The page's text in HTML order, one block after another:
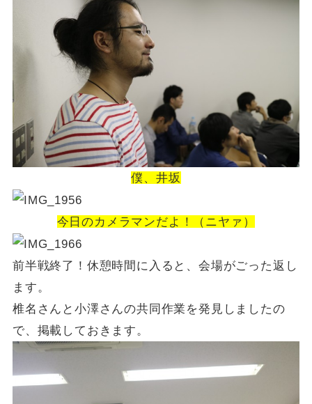
僕、井坂
今日のカメラマンだよ！（ニヤァ）
前半戦終了！休憩時間に入ると、会場がごった返し
ます。
椎名さんと小澤さんの共同作業を発見しましたの
で、掲載しておきます。